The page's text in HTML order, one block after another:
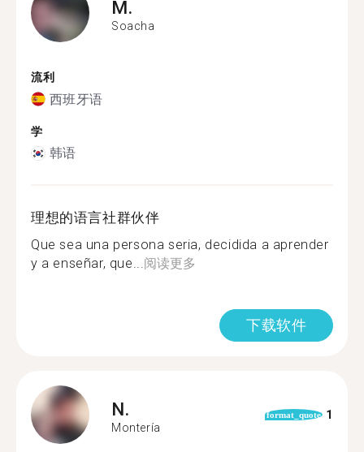
M.
Soacha
流利
西班牙语
学
韩语
理想的语言社群伙伴
Que sea una persona seria, decidida a aprender
y a enseñar, que...阅读更多
下载软件
N.
Montería
format_quote 1